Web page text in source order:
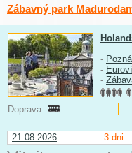
Zábavný park
-
-
-
Doprava:
21.08.2026 3 dni